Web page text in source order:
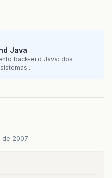
Java
back-end Java: dos
de 2007